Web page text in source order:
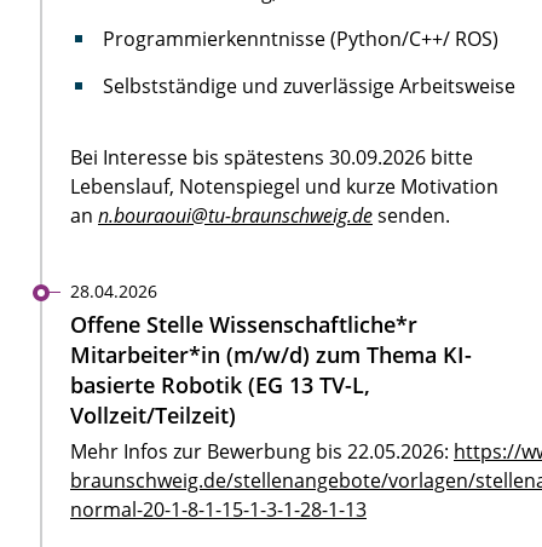
Programmierkenntnisse (Python/C++/ ROS)
Selbstständige und zuverlässige Arbeitsweise
Bei Interesse bis spätestens 30.09.2026 bitte
Lebenslauf, Notenspiegel und kurze Motivation
an n.bouraoui@tu-braunschweig.desenden.
28.04.2026
Offene Stelle Wissenschaftliche*r
Mitarbeiter*in (m/w/d) zum Thema KI-
basierte Robotik (EG 13 TV-L,
Vollzeit/Teilzeit)
Mehr Infos zur Bewerbung bis 22.05.2026: https://
braunschweig.de/stellenangebote/vorlagen/
normal-20-1-8-1-15-1-3-1-28-1-13